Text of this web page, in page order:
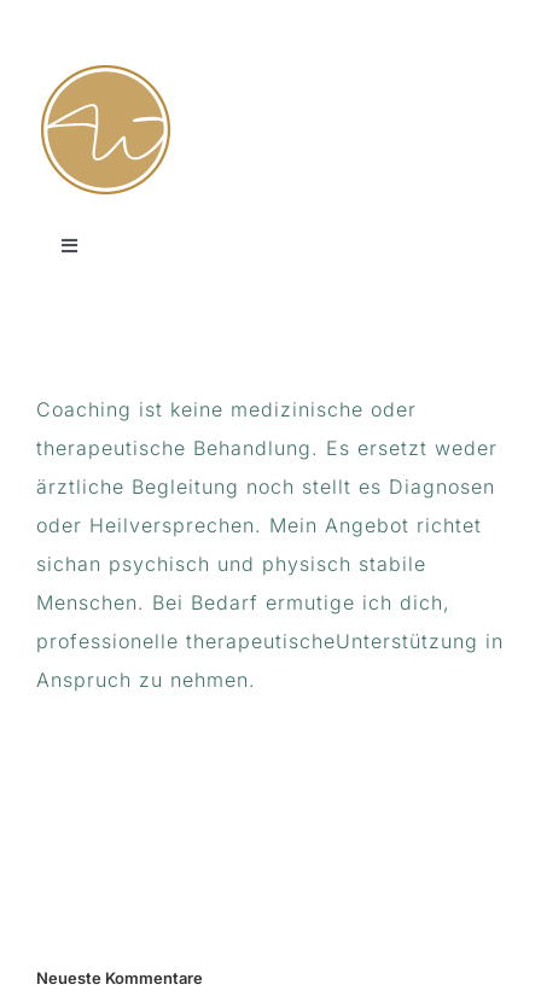
springen
Toggle
Erfahrungsräume
Coaching ist keine medizinische oder
therapeutische Behandlung. Es ersetzt weder
ärztliche Begleitung noch stellt es Diagnosen
oder Heilversprechen. Mein Angebot richtet
sichan psychisch und physisch stabile
Menschen. Bei Bedarf ermutige ich dich,
professionelle therapeutischeUnterstützung in
Anspruch zu nehmen.
Neueste Kommentare